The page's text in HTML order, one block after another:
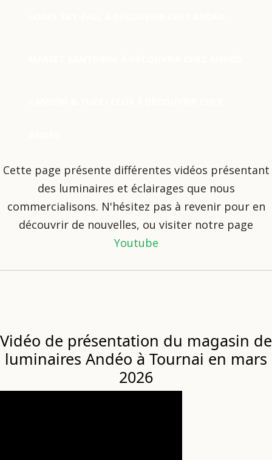
Cette page présente différentes vidéos présentant
des luminaires et éclairages que nous
commercialisons. N'hésitez pas à revenir pour en
découvrir de nouvelles, ou visiter notre page
Youtube
Vidéo de présentation du magasin de
luminaires Andéo à Tournai en mars
2026